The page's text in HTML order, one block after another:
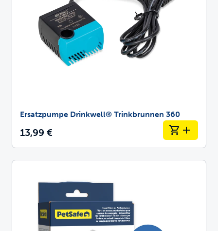
Ersatzpumpe Drinkwell® Trinkbrunnen 360
13,99 €